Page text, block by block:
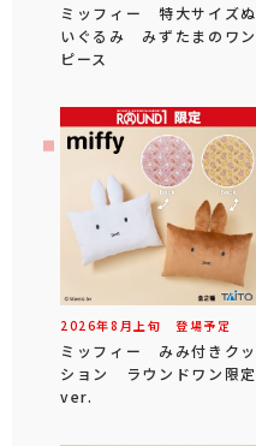
ミッフィー 特大サイズぬ
いぐるみ みずたまのワン
ピース
2026年8 月 上旬 登場予定
ミッフィー みみ付きクッ
ション ラウンドワン限定
ver.